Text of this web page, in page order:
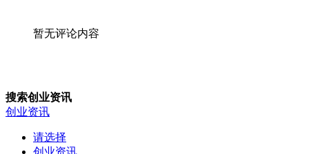
暂无评论内容
搜索创业资讯
创业资讯
请选择
创业资讯